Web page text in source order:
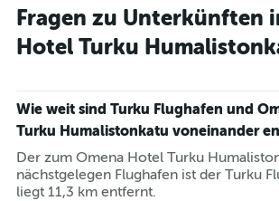
Fragen zu Unterkünften
Hotel Turku
Wie weit sind Turku Flughafen und
Turku Humalistonkatu voneinander
Der zum Omena Hotel Turku
nächstgelegen Flughafen ist der Turku
liegt 11,3 km entfernt.